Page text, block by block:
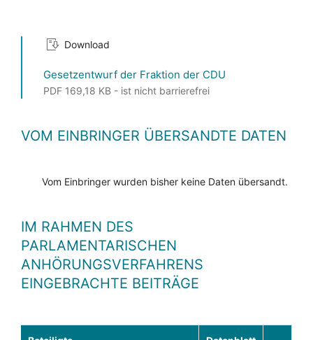
Download
Gesetzentwurf der Fraktion der CDU
PDF 169,18 KB - ist nicht barrierefrei
VOM EINBRINGER ÜBERSANDTE DATEN
Vom Einbringer wurden bisher keine Daten übersandt.
IM RAHMEN DES
PARLAMENTARISCHEN
ANHÖRUNGSVERFAHRENS
EINGEBRACHTE BEITRÄGE